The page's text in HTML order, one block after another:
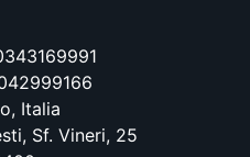
Italia
Sf. Vineri, 25